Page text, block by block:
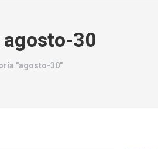
agosto-30
"agosto-30"